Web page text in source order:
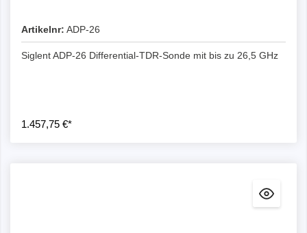
Artikelnr: ADP-26
Siglent ADP-26 Differential-TDR-Sonde mit bis zu 26,5 GHz
1.457,75 €*